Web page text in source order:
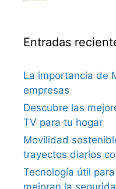
Entradas
La importancia de
empresas
Descubre las
TV para tu hogar
Movilidad
trayectos diarios
Tecnología útil
mejoran la